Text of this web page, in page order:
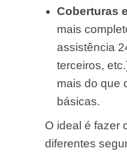
Coberturas
mais
assistência
terceiros,
mais do que
básicas.
O ideal é fazer
diferentes